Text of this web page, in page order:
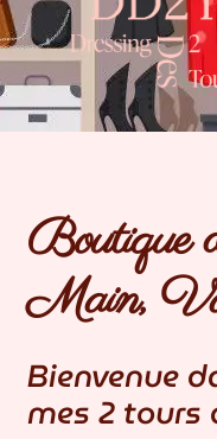
la
navigation
contenu
BOUTIQUE
CONTACTEZ-NOUS
BLOG
Boutique
Main,
Bienvenue
mes 2 tours